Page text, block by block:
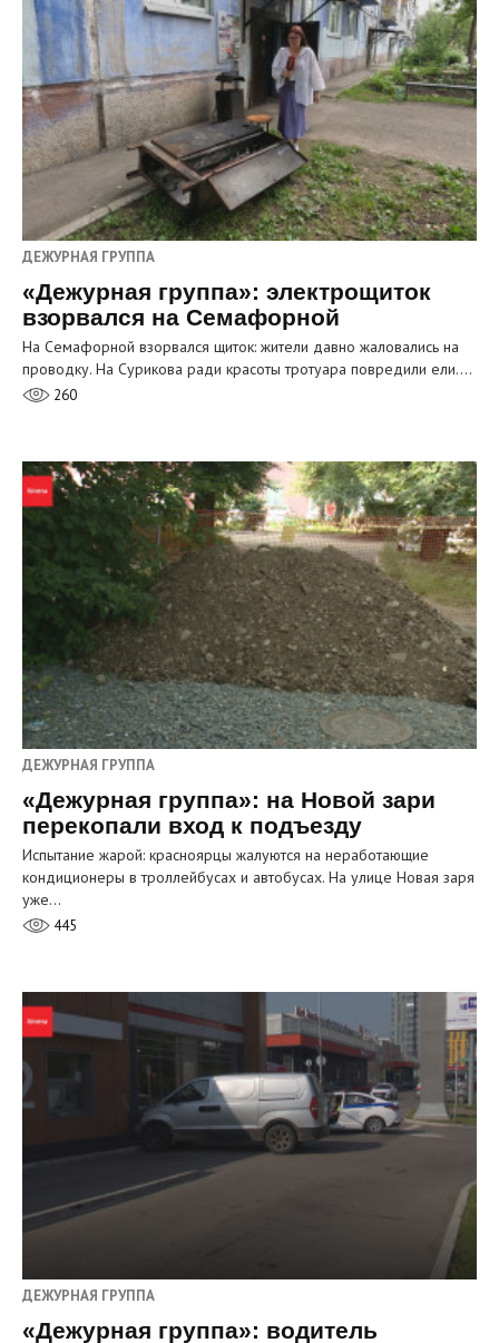
ДЕЖУРНАЯ ГРУППА
«Дежурная группа»: электрощиток
взорвался на Семафорной
На Семафорной взорвался щиток: жители давно жаловались на
проводку. На Сурикова ради красоты тротуара повредили ели.…
260
ДЕЖУРНАЯ ГРУППА
«Дежурная группа»: на Новой зари
перекопали вход к подъезду
Испытание жарой: красноярцы жалуются на неработающие
кондиционеры в троллейбусах и автобусах. На улице Новая заря
уже…
445
ДЕЖУРНАЯ ГРУППА
«Дежурная группа»: водитель